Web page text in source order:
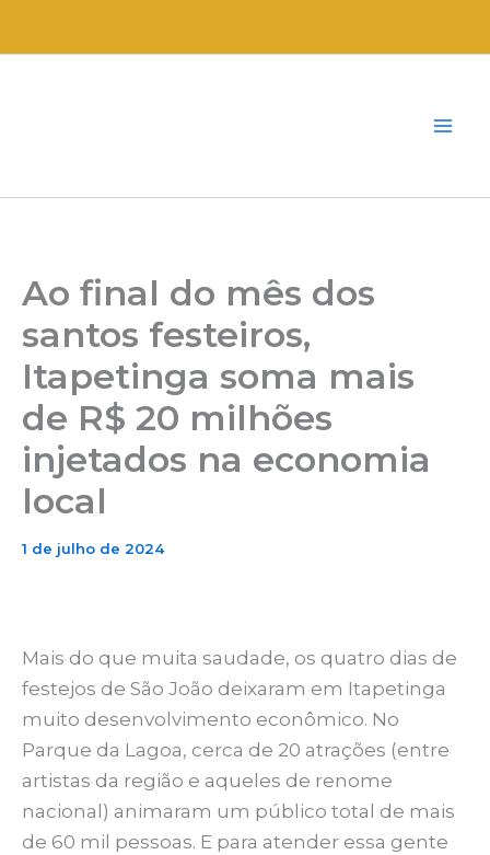
Ao final do mês dos
santos festeiros,
Itapetinga soma mais
de R$ 20 milhões
injetados na economia
local
1 de julho de 2024
Mais do que muita saudade, os quatro dias de
festejos de São João deixaram em Itapetinga
muito desenvolvimento econômico. No
Parque da Lagoa, cerca de 20 atrações (entre
artistas da região e aqueles de renome
nacional) animaram um público total de mais
de 60 mil pessoas. E para atender essa gente